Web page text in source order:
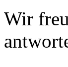
Wir